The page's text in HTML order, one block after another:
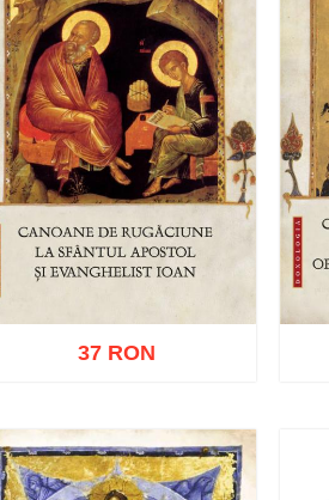
Adaugă în coș Wishlist
37 RON